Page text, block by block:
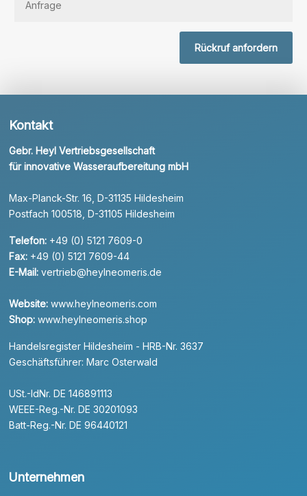
Rückruf anfordern
Kontakt
Gebr. Heyl Vertriebsgesellschaft
für innovative Wasseraufbereitung mbH
Max-Planck-Str. 16, D-31135 Hildesheim
Postfach 100518, D-31105 Hildesheim
Telefon: +49 (0) 5121 7609-0
Fax: +49 (0) 5121 7609-44
E-Mail: vertrieb@heylneomeris.de
Website: www.heylneomeris.com
Shop: www.heylneomeris.shop
Handelsregister Hildesheim - HRB-Nr. 3637
Geschäftsführer: Marc Osterwald
USt.-IdNr. DE 146891113
WEEE-Reg.-Nr. DE 30201093
Batt-Reg.-Nr. DE 96440121
Unternehmen